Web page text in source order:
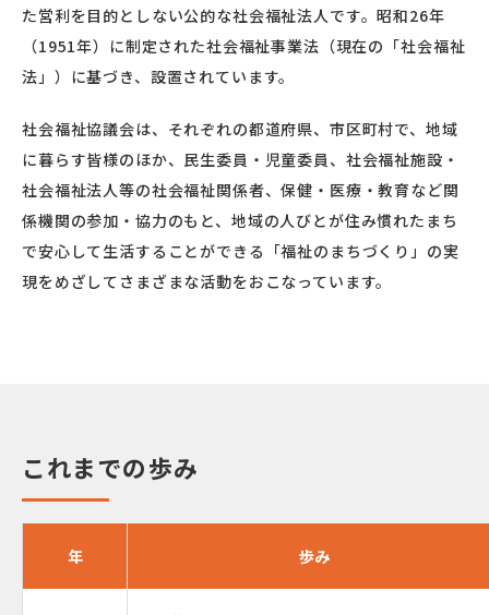
た営利を目的としない公的な社会福祉法人です。昭和26年
（1951年）に制定された社会福祉事業法（現在の「社会福祉
法」）に基づき、設置されています。
社会福祉協議会は、それぞれの都道府県、市区町村で、地域
に暮らす皆様のほか、民生委員・児童委員、社会福祉施設・
社会福祉法人等の社会福祉関係者、保健・医療・教育など関
係機関の参加・協力のもと、地域の人びとが住み慣れたまち
で安心して生活することができる「福祉のまちづくり」の実
現をめざしてさまざまな活動をおこなっています。
これまでの歩み
年 歩み